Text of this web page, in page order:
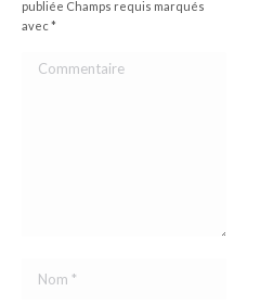
publiée Champs requis marqués
avec *
Commentaire
Nom *